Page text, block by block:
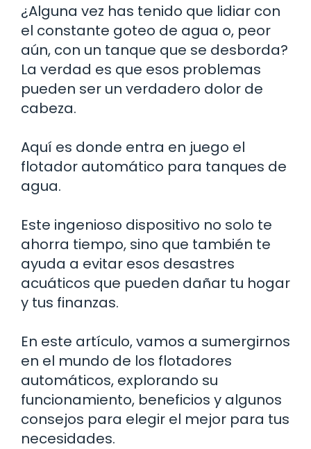
¿Alguna vez has tenido que lidiar con
el constante goteo de agua o, peor
aún, con un tanque que se desborda?
La verdad es que esos problemas
pueden ser un verdadero dolor de
cabeza.
Aquí es donde entra en juego el
flotador automático para tanques de
agua.
Este ingenioso dispositivo no solo te
ahorra tiempo, sino que también te
ayuda a evitar esos desastres
acuáticos que pueden dañar tu hogar
y tus finanzas.
En este artículo, vamos a sumergirnos
en el mundo de los flotadores
automáticos, explorando su
funcionamiento, beneficios y algunos
consejos para elegir el mejor para tus
necesidades.